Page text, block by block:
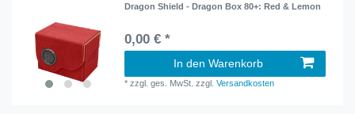
Dragon Shield - Dragon Box 80+: Red & Lemon
0,00 € *
In den Warenkorb
*zzgl. ges. MwSt. zzgl.Versandkosten